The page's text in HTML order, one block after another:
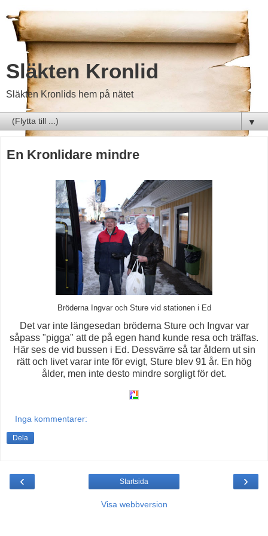
Släkten Kronlid
Släkten Kronlids hem på nätet
▼
En Kronlidare mindre
Bröderna Ingvar och Sture vid stationen i Ed
Det var inte längesedan bröderna Sture och Ingvar var
såpass "pigga" att de på egen hand kunde resa och träffas.
Här ses de vid bussen i Ed. Dessvärre så tar åldern ut sin
rätt och livet varar inte för evigt, Sture blev 91 år. En hög
ålder, men inte desto mindre sorgligt för det.
Inga kommentarer:
Dela
‹ ›
Startsida
Visa webbversion